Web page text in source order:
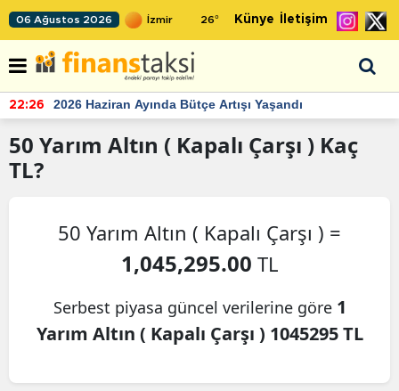
06 Ağustos 2026 26° Künye İletişim
22:26 2026 Haziran Ayında Bütçe Artışı Yaşandı
50 Yarım Altın ( Kapalı Çarşı ) Kaç
TL?
50 Yarım Altın ( Kapalı Çarşı ) =
1,045,295.00 TL
Serbest piyasa güncel verilerine göre 1
Yarım Altın ( Kapalı Çarşı ) 1045295 TL